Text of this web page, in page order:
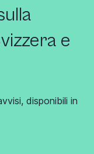
e
disponibili in